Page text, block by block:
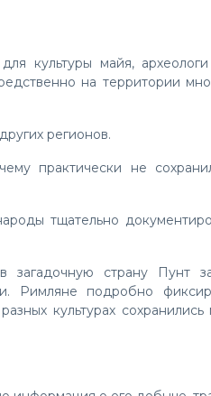
на территории
регионов.
Римляне подробно
культурах сохранились